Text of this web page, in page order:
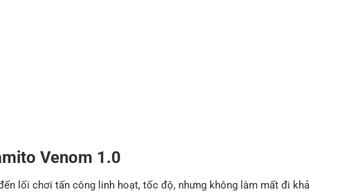
Venom 1.0
lối chơi tấn công linh hoạt, tốc độ, nhưng không làm mất đi khả